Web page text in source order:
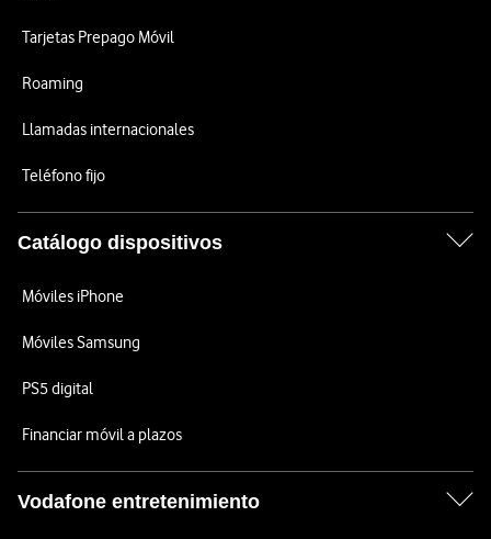
Tarjetas Prepago Móvil
Roaming
Llamadas internacionales
Teléfono fijo
Catálogo dispositivos
Móviles iPhone
Móviles Samsung
PS5 digital
Financiar móvil a plazos
Vodafone entretenimiento